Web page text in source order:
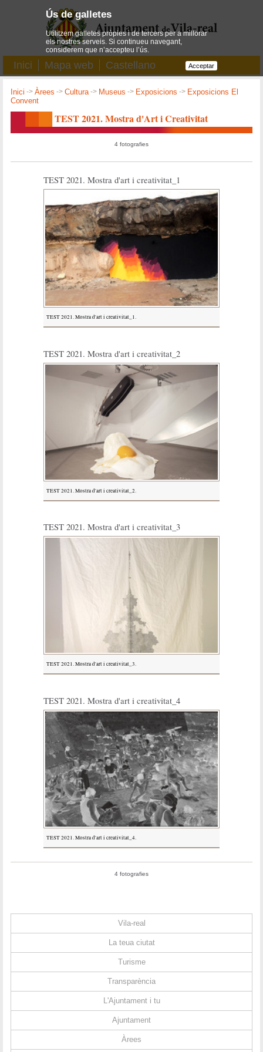
Inici Mapa web Castellano
Inici ->Àrees ->Cultura-> Museus -> Exposicions -> Exposicions El
Convent
TEST 2021. Mostra d'Art i Creativitat
4 fotografies
TEST 2021. Mostra d'art i creativitat_1
TEST 2021. Mostra d'art i creativitat_1.
TEST 2021. Mostra d'art i creativitat_2
TEST 2021. Mostra d'art i creativitat_2.
TEST 2021. Mostra d'art i creativitat_3
TEST 2021. Mostra d'art i creativitat_3.
TEST 2021. Mostra d'art i creativitat_4
TEST 2021. Mostra d'art i creativitat_4.
4 fotografies
Vila-real
La teua ciutat
Turisme
Transparència
L'Ajuntament i tu
Ajuntament
Àrees
Ús de galletes
Utilitzem galletes pròpies i de tercers per a millorar
els nostres serveis. Si continueu navegant,
considerem que n’accepteu l’ús.
Acceptar